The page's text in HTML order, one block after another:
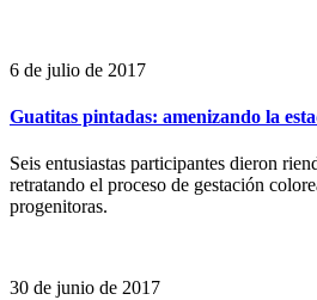
6 de julio de 2017
Guatitas pintadas: amenizando la
Seis entusiastas participantes dieron
retratando el proceso de gestación
progenitoras.
30 de junio de 2017